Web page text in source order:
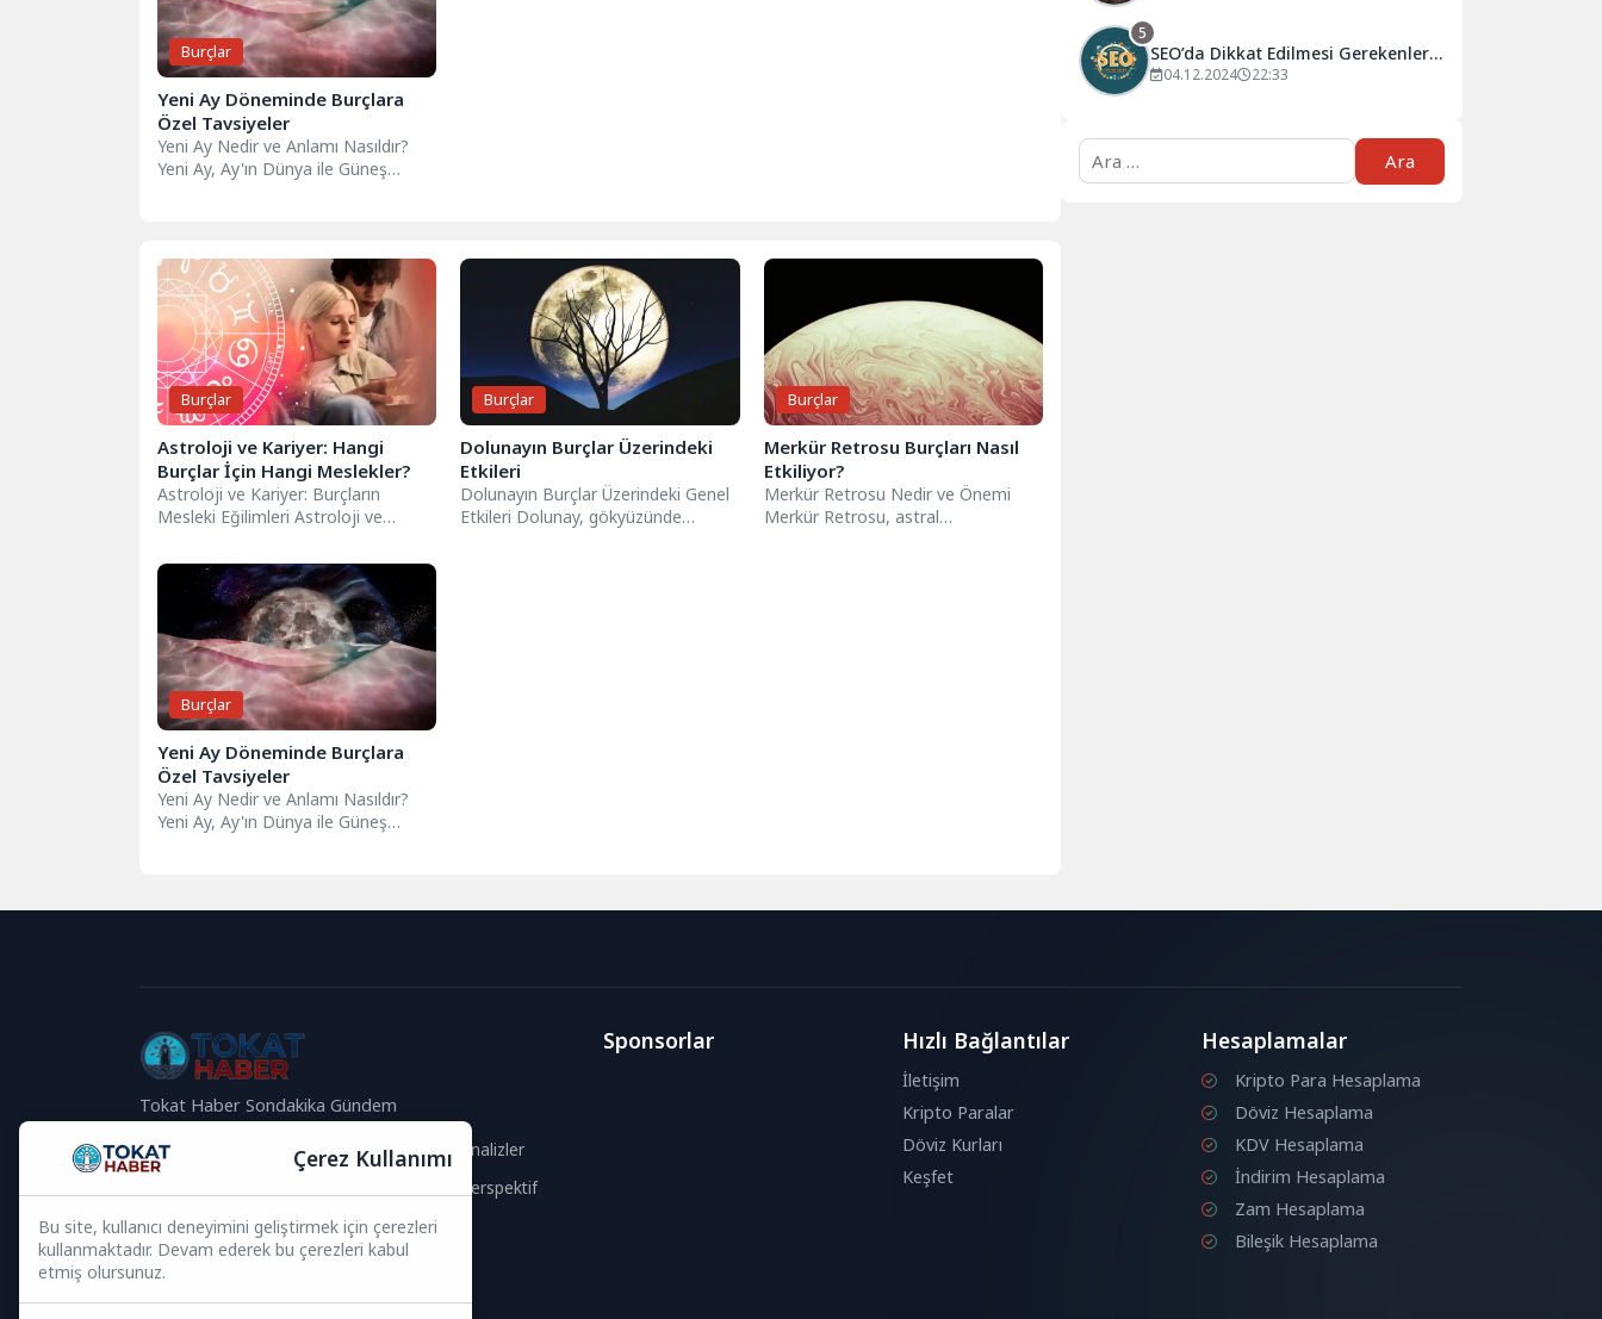
Burçlar
Yeni Ay Döneminde Burçlara
Özel Tavsiyeler
Yeni Ay Nedir ve Anlamı Nasıldır?
Yeni Ay, Ay'ın Dünya ile Güneş
Burçlar
Astroloji ve Kariyer: Hangi
Burçlar İçin Hangi Meslekler?
Astroloji ve Kariyer: Burçların
Mesleki Eğilimleri Astroloji ve
seçimlerinde önemli bir...
Burçlar
Dolunayın Burçlar Üzerindeki
Etkileri
Dolunayın Burçlar Üzerindeki Genel
Etkileri Dolunay, gökyüzünde
Burçlar
Merkür Retrosu Burçları Nasıl
Etkiliyor?
Merkür Retrosu Nedir ve Önemi
Merkür Retrosu, astral
Burçlar
Yeni Ay Döneminde Burçlara
Özel Tavsiyeler
Yeni Ay Nedir ve Anlamı Nasıldır?
Yeni Ay, Ay'ın Dünya ile Güneş
5
SEO’da Dikkat Edilmesi Gerekenler:
Başarılı Olmanın Püf Noktaları
04.12.2024 22:33
Tokat Haber Sondakika Gündem
Güncel Analizler
Global Perspektif
Bizi Takip Edin
Sponsorlar Hızlı Bağlantılar
İletişim
Kripto Paralar
Döviz Kurları
Keşfet
Hesaplamalar
Kripto Para Hesaplama
Döviz Hesaplama
KDV Hesaplama
İndirim Hesaplama
Zam Hesaplama
Bileşik Hesaplama
Çerez Kullanımı
Bu site, kullanıcı deneyimini geliştirmek için çerezleri
kullanmaktadır. Devam ederek bu çerezleri kabul
etmiş olursunuz.